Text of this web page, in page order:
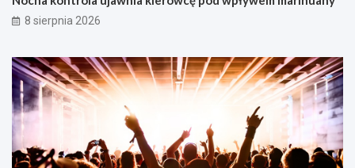
8 sierpnia 2026